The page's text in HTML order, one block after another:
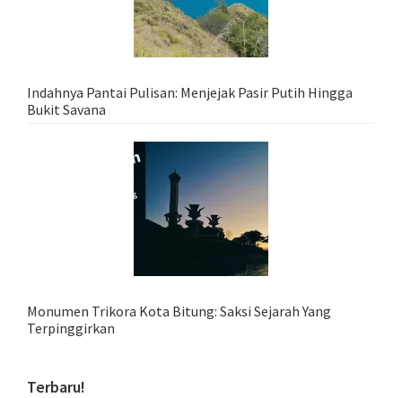
Indahnya Pantai Pulisan: Menjejak Pasir Putih Hingga
Bukit Savana
Monumen Trikora Kota Bitung: Saksi Sejarah Yang
Terpinggirkan
Terbaru!